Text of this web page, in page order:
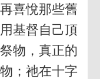
喜悅那些舊
基督自己頂
物，真正的
；祂在十字